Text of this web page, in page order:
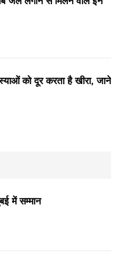
को दूर करता है खीरा, जाने
में सम्मान